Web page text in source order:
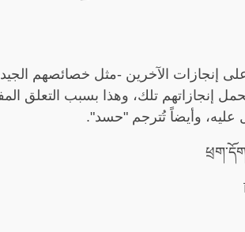
إنجازات الآخرين -مثل خصائصهم
إنجازاتهم تلك، وهذا بسبب التعلق
عليه، وأيضاً تُترجم "حسد".